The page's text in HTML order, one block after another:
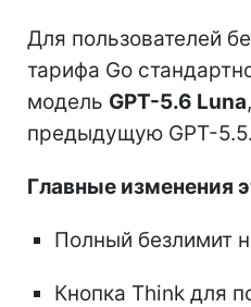
Для пользователей
тарифа Go
модель GPT-5.6 Luna
предыдущую GPT-5.5.
Главные изменения
Полный безлимит
Кнопка Think для